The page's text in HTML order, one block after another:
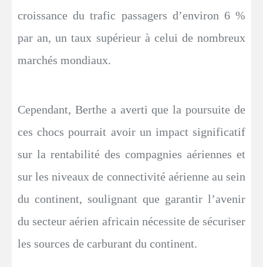
croissance du trafic passagers d’environ 6 %
par an, un taux supérieur à celui de nombreux
marchés mondiaux.
Cependant, Berthe a averti que la poursuite de
ces chocs pourrait avoir un impact significatif
sur la rentabilité des compagnies aériennes et
sur les niveaux de connectivité aérienne au sein
du continent, soulignant que garantir l’avenir
du secteur aérien africain nécessite de sécuriser
les sources de carburant du continent.